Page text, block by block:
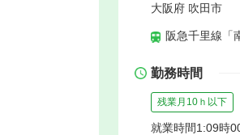
大阪府 吹田市
阪急千里線「
勤務時間
残業月10ｈ以下
就業時間1:09時